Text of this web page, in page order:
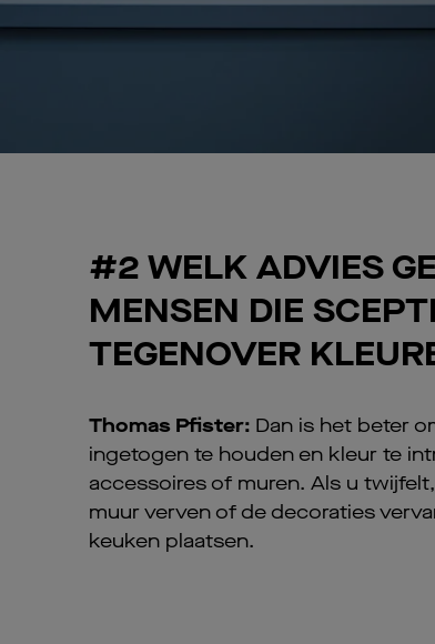
#2 WELK ADVIES
MENSEN DIE
TEGENOVER
Thomas Pfister: Dan is het beter
ingetogen te houden en kleur te
accessoires of muren. Als u
muur verven of de decoraties
keuken plaatsen.